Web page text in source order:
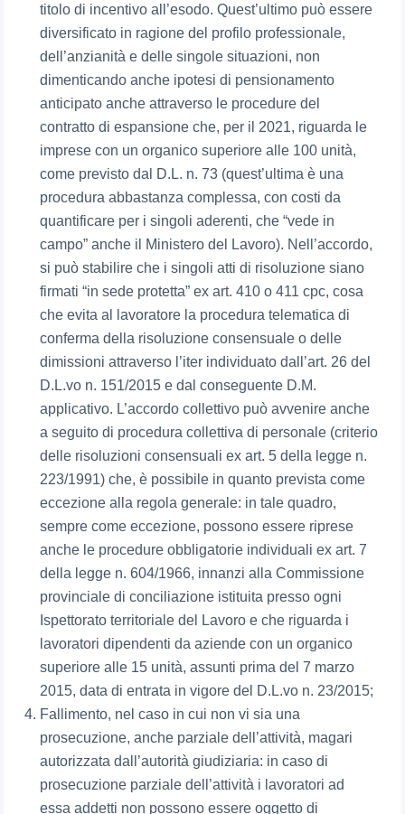
titolo di incentivo all’esodo. Quest’ultimo può essere
diversificato in ragione del profilo professionale,
dell’anzianità e delle singole situazioni, non
dimenticando anche ipotesi di pensionamento
anticipato anche attraverso le procedure del
contratto di espansione che, per il 2021, riguarda le
imprese con un organico superiore alle 100 unità,
come previsto dal D.L. n. 73 (quest’ultima è una
procedura abbastanza complessa, con costi da
quantificare per i singoli aderenti, che “vede in
campo” anche il Ministero del Lavoro). Nell’accordo,
si può stabilire che i singoli atti di risoluzione siano
firmati “in sede protetta” ex art. 410 o 411 cpc, cosa
che evita al lavoratore la procedura telematica di
conferma della risoluzione consensuale o delle
dimissioni attraverso l’iter individuato dall’art. 26 del
D.L.vo n. 151/2015 e dal conseguente D.M.
applicativo. L’accordo collettivo può avvenire anche
a seguito di procedura collettiva di personale (criterio
delle risoluzioni consensuali ex art. 5 della legge n.
223/1991) che, è possibile in quanto prevista come
eccezione alla regola generale: in tale quadro,
sempre come eccezione, possono essere riprese
anche le procedure obbligatorie individuali ex art. 7
della legge n. 604/1966, innanzi alla Commissione
provinciale di conciliazione istituita presso ogni
Ispettorato territoriale del Lavoro e che riguarda i
lavoratori dipendenti da aziende con un organico
superiore alle 15 unità, assunti prima del 7 marzo
2015, data di entrata in vigore del D.L.vo n. 23/2015;
Fallimento, nel caso in cui non vi sia una
prosecuzione, anche parziale dell’attività, magari
autorizzata dall’autorità giudiziaria: in caso di
prosecuzione parziale dell’attività i lavoratori ad
essa addetti non possono essere oggetto di